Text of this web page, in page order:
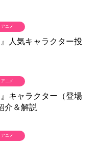
』人気キャラクター投
アニメ
』キャラクター（登場
介＆解説
アニメ
アニメ